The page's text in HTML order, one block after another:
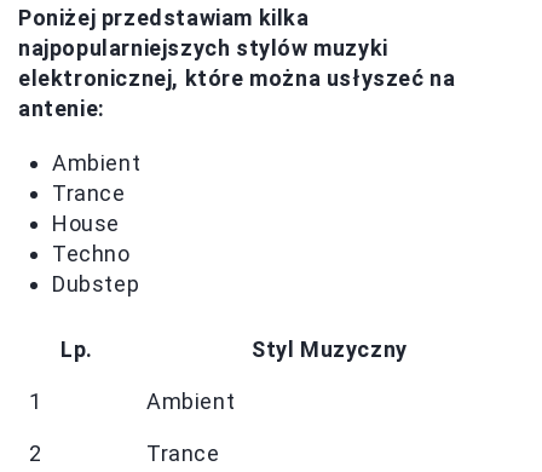
Poniżej przedstawiam kilka
najpopularniejszych stylów muzyki
elektronicznej, które można usłyszeć na
antenie:
Ambient
Trance
House
Techno
Dubstep
Lp. Styl Muzyczny
1 Ambient
2 Trance